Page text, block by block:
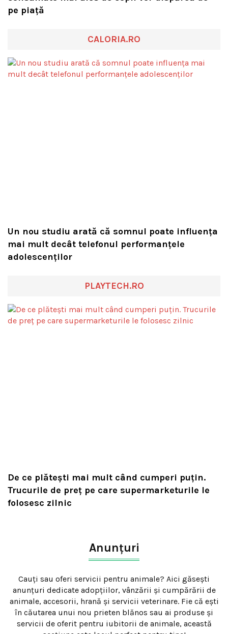
pe piață
CALORIA.RO
Un nou studiu arată că somnul poate influența
mai mult decât telefonul performanțele
adolescenților
PLAYTECH.RO
De ce plătești mai mult când cumperi puțin.
Trucurile de preț pe care supermarketurile le
folosesc zilnic
Anunțuri
Cauți sau oferi servicii pentru animale? Aici găsești
anunțuri dedicate adopțiilor, vânzării și cumpărării de
animale, accesorii, hrană și servicii veterinare. Fie că ești
în căutarea unui nou prieten blănos sau ai produse și
servicii de oferit pentru iubitorii de animale, această